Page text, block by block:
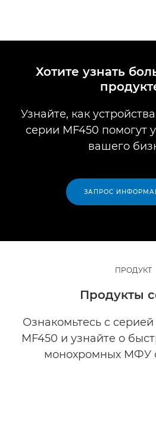
Хотите узнать
Узнайте, как
серии MF450 помогут
вашего
ЗАПРОС
ПРОДУКТ
Продукты
Ознакомьтесь с серией
MF450 и узнайте о
монохромных МФУ